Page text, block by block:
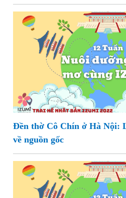
Đền thờ Cô Chín ở Hà Nội:
về nguồn gốc